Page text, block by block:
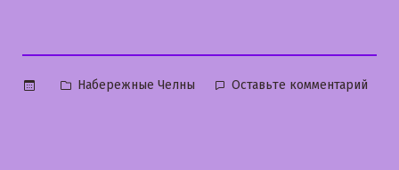
Опубликовано
Набережные Челны Оставьте комментарий